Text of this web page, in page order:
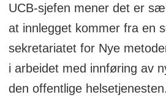
UCB-sjefen mener det er
at innlegget kommer fra en
sekretariatet for Nye
i arbeidet med innføring av
den offentlige helsetjenesten.